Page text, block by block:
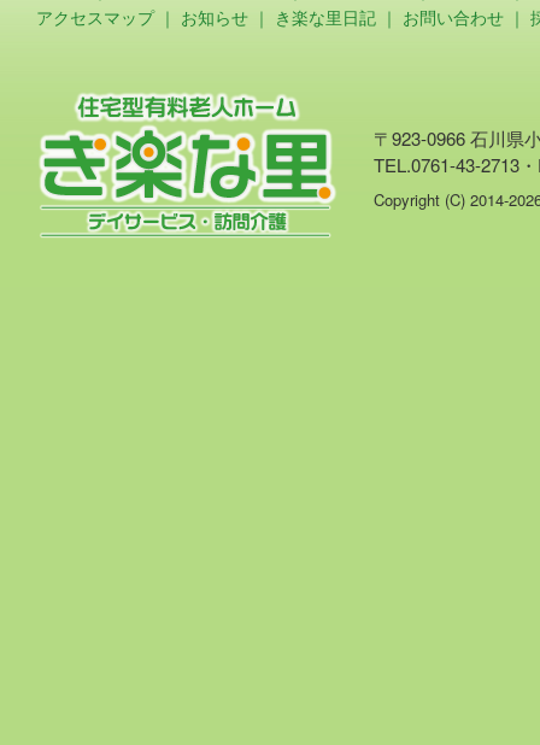
アクセスマップ｜ お知らせ ｜ き楽な里日記 ｜ お問い合わせ ｜
〒923-0966 石川県
TEL.0761-43-2713
Copyright (C) 2014-